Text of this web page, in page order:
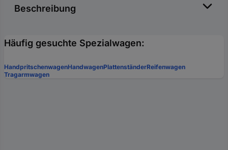
Beschreibung
Häufig gesuchte Spezialwagen:
HandpritschenwagenHandwagenPlattenständerReifenwagen
Tragarmwagen